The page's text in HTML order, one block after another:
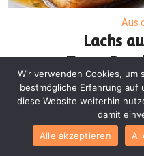
Aus
Lachs
Texas
low carb
Wir verwenden Cookies, um
bestmögliche Erfahrung auf
diese Website weiterhin
damit
Alle akzeptieren